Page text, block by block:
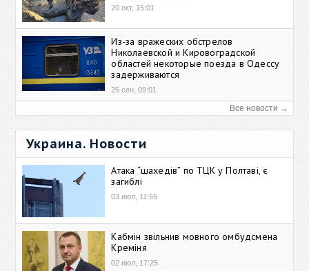
20 окт, 15:01
Из-за вражеских обстрелов
Николаевской и Кировоградской
областей некоторые поезда в Одессу
задерживаются
25 сен, 09:01
Все новости →
Украина. Новости
Атака “шахедів” по ТЦК у Полтаві, є
загиблі
03 июл, 11:55
Кабмін звільнив мовного омбудсмена
Креміня
02 июл, 17:25